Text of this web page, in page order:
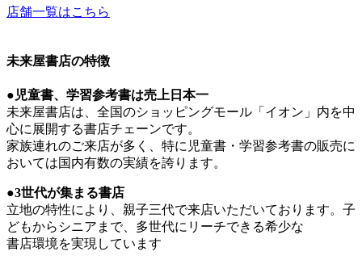
店舗一覧はこちら
未来屋書店の特徴
●児童書、学習参考書は売上日本一
未来屋書店は、全国のショッピングモール「イオン」内を中
心に展開する書店チェーンです。
家族連れのご来店が多く、特に児童書・学習参考書の販売に
おいては国内有数の実績を誇ります。
●3世代が集まる書店
立地の特性により、親子三代で来店いただいております。子
どもからシニアまで、多世代にリーチできる希少な
書店環境を実現しています